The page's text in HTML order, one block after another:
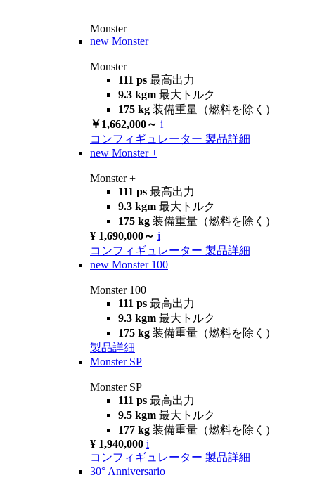
Monster
new Monster
Monster
111 ps 最高出力
9.3 kgm 最大トルク
175 kg 装備重量（燃料を除く）
￥1,662,000～ i
コンフィギュレーター 製品詳細
new Monster +
Monster +
111 ps 最高出力
9.3 kgm 最大トルク
175 kg 装備重量（燃料を除く）
¥ 1,690,000～ i
コンフィギュレーター 製品詳細
new Monster 100
Monster 100
111 ps 最高出力
9.3 kgm 最大トルク
175 kg 装備重量（燃料を除く）
製品詳細
Monster SP
Monster SP
111 ps 最高出力
9.5 kgm 最大トルク
177 kg 装備重量（燃料を除く）
¥ 1,940,000 i
コンフィギュレーター 製品詳細
30° Anniversario